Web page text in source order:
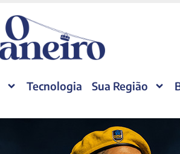
Tecnologia Sua Região